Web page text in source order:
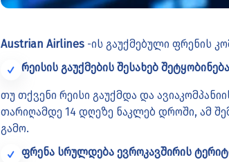
Austrian Airlines-ის გაუქმებული ფრენის
რეისის გაუქმების შესახებ
თუ თქვენი რეისი გაუქმდა და
თარიღამდე 14 დღეზე ნაკლებ დროში, ამ
გამო.
ფრენა სრულდება ევროკავშირის